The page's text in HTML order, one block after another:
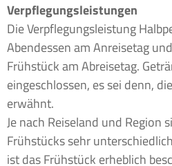
Verpflegungsleistungen
Die Verpflegungsleistung
Abendessen am Anreisetag
Frühstück am Abreisetag.
eingeschlossen, es sei denn,
erwähnt.
Je nach Reiseland und Region
Frühstücks sehr
ist das Frühstück erheblich